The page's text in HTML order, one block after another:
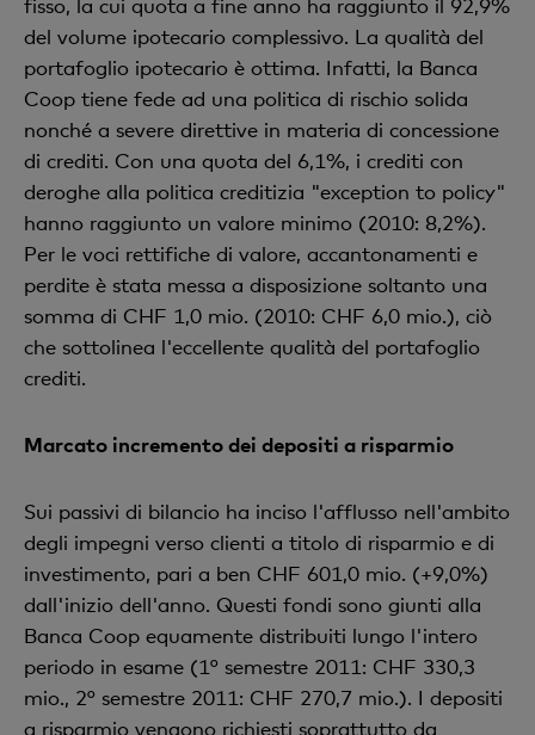
fisso, la cui quota a fine anno ha raggiunto il 92,9%
del volume ipotecario complessivo. La qualità del
portafoglio ipotecario è ottima. Infatti, la Banca
Coop tiene fede ad una politica di rischio solida
nonché a severe direttive in materia di concessione
di crediti. Con una quota del 6,1%, i crediti con
deroghe alla politica creditizia "exception to policy"
hanno raggiunto un valore minimo (2010: 8,2%).
Per le voci rettifiche di valore, accantonamenti e
perdite è stata messa a disposizione soltanto una
somma di CHF 1,0 mio. (2010: CHF 6,0 mio.), ciò
che sottolinea l'eccellente qualità del portafoglio
crediti.
Marcato incremento dei depositi a risparmio
Sui passivi di bilancio ha inciso l'afflusso nell'ambito
degli impegni verso clienti a titolo di risparmio e di
investimento, pari a ben CHF 601,0 mio. (+9,0%)
dall'inizio dell'anno. Questi fondi sono giunti alla
Banca Coop equamente distribuiti lungo l'intero
periodo in esame (1° semestre 2011: CHF 330,3
mio., 2° semestre 2011: CHF 270,7 mio.). I depositi
a risparmio vengono richiesti soprattutto da